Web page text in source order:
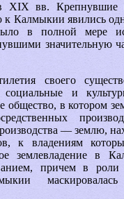
вв. Крепнувшие
к Калмыкии явились
в полной мере
значительную
своего
социальные и
в котором
— землю,
к владениям
землевладение в
причем в
маскировалась